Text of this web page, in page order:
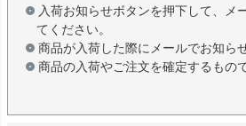
入荷お知らせボタンを押下して、メ
てください。
商品が入荷した際にメールでお知ら
商品の入荷やご注文を確定するもの